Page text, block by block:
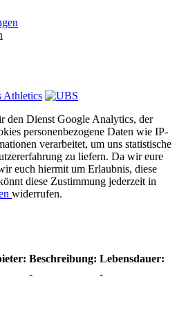
den Dienst Google Analytics, der
personenbezogene Daten wie IP-
verarbeitet, um uns statistische
zu liefern. Da wir eure
euch hiermit um Erlaubnis, diese
diese Zustimmung jederzeit in
widerrufen.
Beschreibung: Lebensdauer:
- -